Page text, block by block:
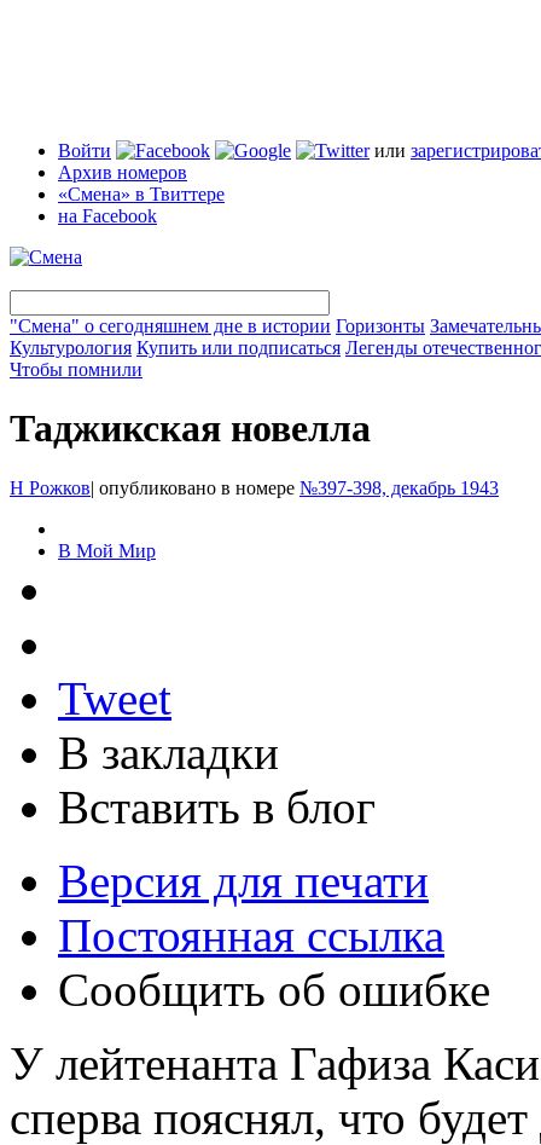
Войти или
Архив номеров
«Смена» в Твиттере
на Facebook
"Смена" о сегодняшнем дне в истории Горизонты
Культурология Купить или подписаться Легенды
Чтобы помнили
Таджикская новелла
Н Рожков| опубликовано в номере №397-398, декабрь 1943
В Мой Мир
Tweet
В закладки
Вставить в блог
Версия для печати
Постоянная ссылка
Сообщить об ошибке
У лейтенанта Гафиза
сперва пояснял, что